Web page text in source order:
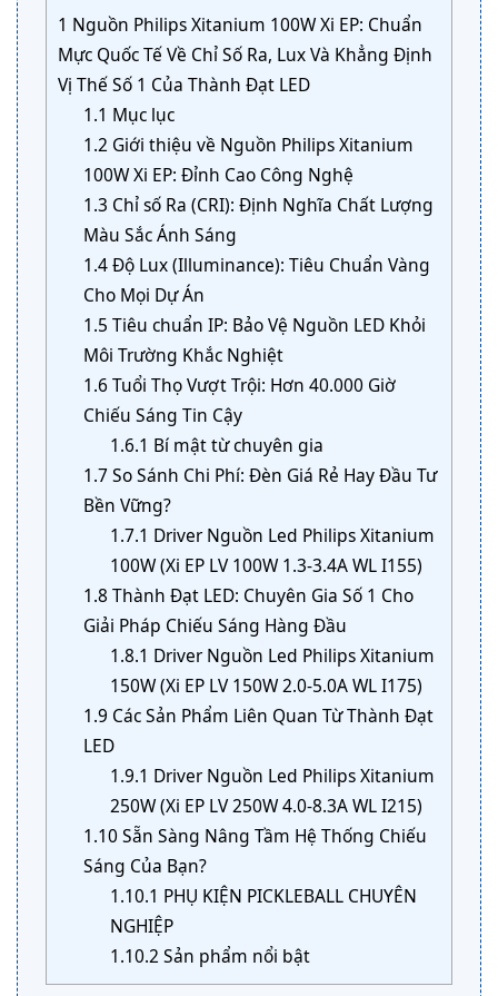
1 Nguồn Philips Xitanium 100W Xi EP: Chuẩn
Mực Quốc Tế Về Chỉ Số Ra, Lux Và Khẳng Định
Vị Thế Số 1 Của Thành Đạt LED
1.1 Mục lục
1.2 Giới thiệu về Nguồn Philips Xitanium
100W Xi EP: Đỉnh Cao Công Nghệ
1.3 Chỉ số Ra (CRI): Định Nghĩa Chất Lượng
Màu Sắc Ánh Sáng
1.4Độ Lux (Illuminance): Tiêu Chuẩn Vàng
Cho Mọi Dự Án
1.5 Tiêu chuẩn IP: Bảo Vệ Nguồn LED Khỏi
Môi Trường Khắc Nghiệt
1.6 Tuổi Thọ Vượt Trội: Hơn 40.000 Giờ
Chiếu Sáng Tin Cậy
1.6.1 Bí mật từ chuyên gia
1.7So Sánh Chi Phí: Đèn Giá Rẻ Hay Đầu Tư
Bền Vững?
1.7.1 Driver Nguồn Led Philips Xitanium
100W (Xi EP LV 100W 1.3-3.4A WL I155)
1.8 Thành Đạt LED: Chuyên Gia Số 1 Cho
Giải Pháp Chiếu Sáng Hàng Đầu
1.8.1 Driver Nguồn Led Philips Xitanium
150W (Xi EP LV 150W 2.0-5.0A WL I175)
1.9 Các Sản Phẩm Liên Quan Từ Thành Đạt
LED
1.9.1 Driver Nguồn Led Philips Xitanium
250W (Xi EP LV 250W 4.0-8.3A WL I215)
1.10 Sẵn Sàng Nâng Tầm Hệ Thống Chiếu
Sáng Của Bạn?
1.10.1 PHỤ KIỆN PICKLEBALL CHUYÊN
NGHIỆP
1.10.2 Sản phẩm nổi bật